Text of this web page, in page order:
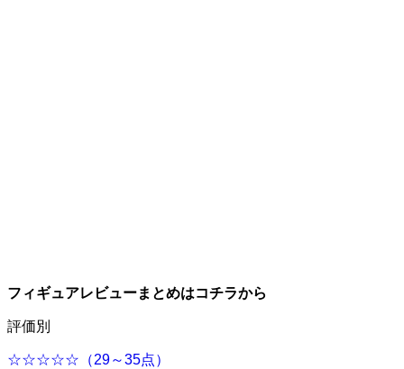
フィギュアレビューまとめはコチラから
評価別
☆☆☆☆☆（29～35点）